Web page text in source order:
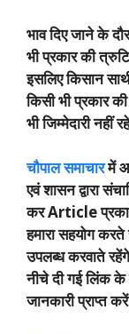
भाव दिए जाने के
भी प्रकार की
इसलिए किसान
किसी भी प्रकार
भी जिम्मेदारी नहीं
चौपाल समाचारमें
एवं शासन द्वारा
कर Article
हमारा सहयोग
उपलब्ध करवाते
नीचे दी गई लिंक
जानकारी प्राप्त